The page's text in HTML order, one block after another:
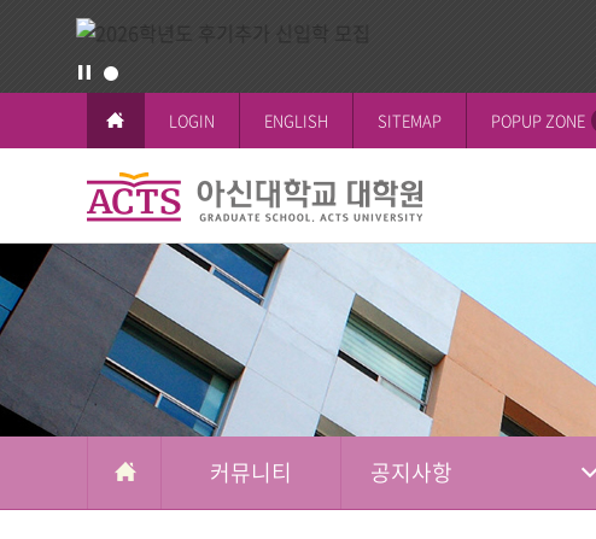
LOGIN ENGLISH SITEMAP POPUP ZONE
교육이념과 비전
공지사항
일반대학원
철학박사(Ph.D.)
신학박사(Th.D.)
석박사통합과정
석사과정
학사일정
시험 및 성적안내
논문작성안내
공지사항
전체공지
일반대학원
신학대학원
선교대학원
교육대학원
상담대학원
뮤
니
티
커뮤니티 공지사항